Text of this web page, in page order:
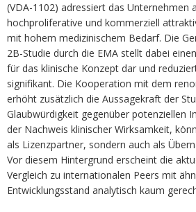
(VDA-1102) adressiert das Unternehmen
hochproliferative und kommerziell
mit hohem medizinischem Bedarf. Die
2B-Studie durch die EMA stellt dabei
für das klinische Konzept dar und
signifikant. Die Kooperation mit dem
erhöht zusätzlich die Aussagekraft der
Glaubwürdigkeit gegenüber potenziellen
der Nachweis klinischer Wirksamkeit,
als Lizenzpartner, sondern auch als
Vor diesem Hintergrund erscheint die
Vergleich zu internationalen Peers mit
Entwicklungsstand analytisch kaum